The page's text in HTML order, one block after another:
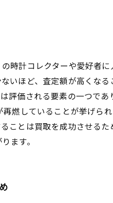
時計コレクターや愛好者
いほど、査定額が高くな
評価される要素の一つで
燃していることが挙げら
とは買取を成功させる
ます。